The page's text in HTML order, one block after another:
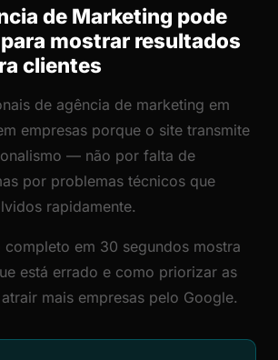
de Marketing pode
mostrar resultados
clientes
de agência de marketing em
empresas porque o site transmite
— não por falta de
por problemas técnicos que
rapidamente.
em 30 segundos mostra
está errado e como priorizar as
mais empresas pelo Google.